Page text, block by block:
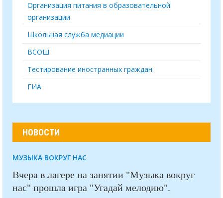
Организация питания в образовательной
организации
Школьная служба медиации
ВСОШ
Тестирование иностранных граждан
ГИА
НОВОСТИ
МУЗЫКА ВОКРУГ НАС
Вчера в лагере на занятии "Музыка вокруг
нас" прошла игра "Угадай мелодию".